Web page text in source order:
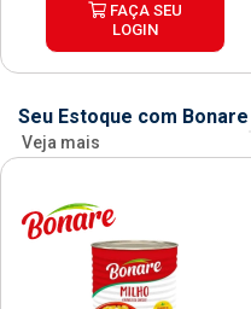
FAÇA SEU
LOGIN
Seu Estoque com Bonare
Veja mais